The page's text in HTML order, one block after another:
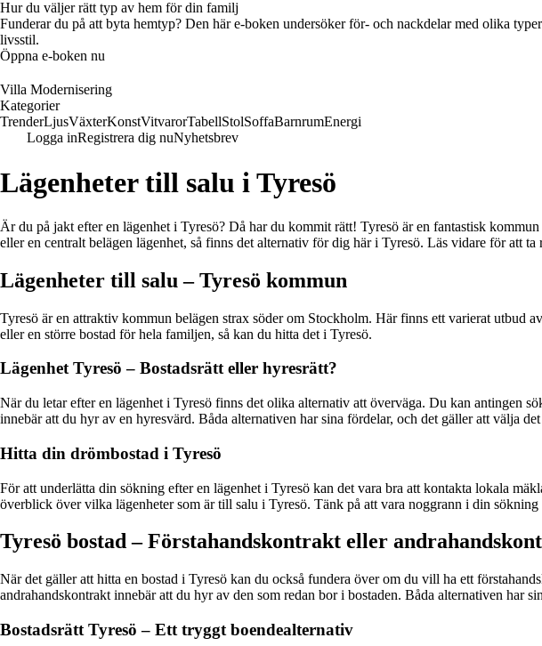
Hur du väljer rätt typ av hem för din familj
Funderar du på att byta hemtyp? Den här e-boken undersöker för- och nackdelar med olika
livsstil.
Öppna e-boken nu
Villa Modernisering
Kategorier
TrenderLjusVäxterKonstVitvarorTabellStolSoffaBarnrumEnergi
Logga inRegistrera dig nuNyhetsbrev
Lägenheter till salu i Tyresö
Är du på jakt efter en lägenhet i Tyresö? Då har du kommit rätt! Tyresö är en fantastisk
eller en centralt belägen lägenhet, så finns det alternativ för dig här i Tyresö. Läs vidare för att
Lägenheter till salu – Tyresö kommun
Tyresö är en attraktiv kommun belägen strax söder om Stockholm. Här finns ett varierat utbud
eller en större bostad för hela familjen, så kan du hitta det i Tyresö.
Lägenhet Tyresö – Bostadsrätt eller hyresrätt?
När du letar efter en lägenhet i Tyresö finns det olika alternativ att överväga. Du kan antingen
innebär att du hyr av en hyresvärd. Båda alternativen har sina fördelar, och det gäller att välja det
Hitta din drömbostad i Tyresö
För att underlätta din sökning efter en lägenhet i Tyresö kan det vara bra att kontakta lokala
överblick över vilka lägenheter som är till salu i Tyresö. Tänk på att vara noggrann i din
Tyresö bostad – Förstahandskontrakt eller
När det gäller att hitta en bostad i Tyresö kan du också fundera över om du vill ha ett
andrahandskontrakt innebär att du hyr av den som redan bor i bostaden. Båda alternativen har
Bostadsrätt Tyresö – Ett tryggt boendealternativ